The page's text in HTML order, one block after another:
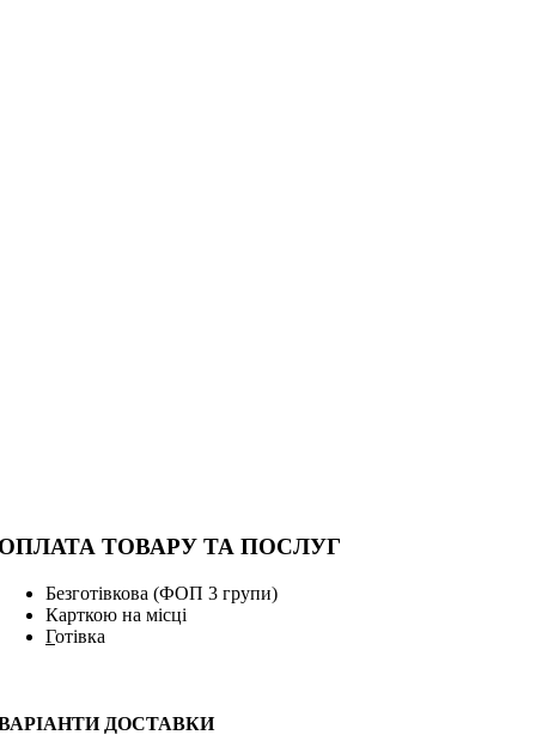
ТОВАРУ ТА ПОСЛУГ
Безготівкова (ФОП 3 групи)
Карткою на місці
Готівка
ДОСТАВКИ